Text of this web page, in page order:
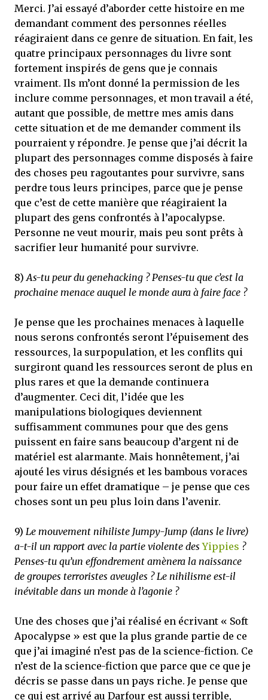
Merci. J’ai essayé d’aborder cette histoire en me
demandant comment des personnes réelles
réagiraient dans ce genre de situation. En fait, les
quatre principaux personnages du livre sont
fortement inspirés de gens que je connais
vraiment. Ils m’ont donné la permission de les
inclure comme personnages, et mon travail a été,
autant que possible, de mettre mes amis dans
cette situation et de me demander comment ils
pourraient y répondre. Je pense que j’ai décrit la
plupart des personnages comme disposés à faire
des choses peu ragoutantes pour survivre, sans
perdre tous leurs principes, parce que je pense
que c’est de cette manière que réagiraient la
plupart des gens confrontés à l’apocalypse.
Personne ne veut mourir, mais peu sont prêts à
sacrifier leur humanité pour survivre.
8)As-tu peur du genehacking ? Penses-tu que c’est la
prochaine menace auquel le monde aura à faire face ?
Je pense que les prochaines menaces à laquelle
nous serons confrontés seront l’épuisement des
ressources, la surpopulation, et les conflits qui
surgiront quand les ressources seront de plus en
plus rares et que la demande continuera
d’augmenter. Ceci dit, l’idée que les
manipulations biologiques deviennent
suffisamment communes pour que des gens
puissent en faire sans beaucoup d’argent ni de
matériel est alarmante. Mais honnêtement, j’ai
ajouté les virus désignés et les bambous voraces
pour faire un effet dramatique – je pense que ces
choses sont un peu plus loin dans l’avenir.
9) Le mouvement nihiliste Jumpy-Jump (dans le livre)
a-t-il un rapport avec la partie violente desYippies ?
Penses-tu qu’un effondrement amènera la naissance
de groupes terroristes aveugles ? Le nihilisme est-il
inévitable dans un monde à l’agonie ?
Une des choses que j’ai réalisé en écrivant « Soft
Apocalypse » est que la plus grande partie de ce
que j’ai imaginé n’est pas de la science-fiction. Ce
n’est de la science-fiction que parce que ce que je
décris se passe dans un pays riche. Je pense que
ce qui est arrivé au Darfour est aussi terrible,